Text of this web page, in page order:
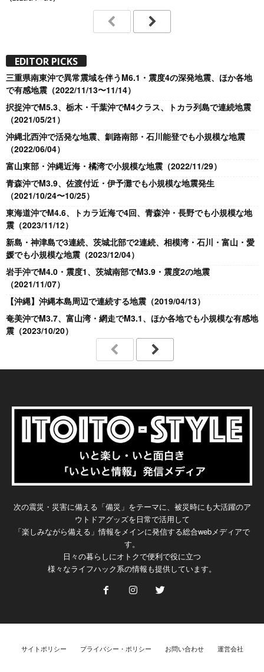
EDITOR PICKS
三重県南東沖で異常震域を伴うM6.1・震度4の深発地震、ほか各地
で有感地震（2022/11/13〜11/14）
択捉沖でM5.3、栃木・千葉沖でM4クラス、トカラ列島で連続地震
（2021/05/21）
沖縄北西沖で活発な地震、釧路南部・石川能登でも小規模な地震
（2022/06/04）
富山東部・沖縄近海・橘湾で小規模な地震（2022/11/29）
青森沖でM3.9、佐渡付近・伊予灘でも小規模な地震発生
（2021/10/24〜10/25）
東海道沖でM4.6、トカラ近海で4回、青森沖・長野でも小規模な地
震（2023/11/12）
新島・神津島で3連続、茨城北部で2連続、相模湾・石川・富山・愛
媛でも小規模な地震（2023/12/04）
岩手沖でM4.0・震度1、茨城南部でM3.9・震度2の地震
（2021/11/07）
【沖縄】沖縄本島周辺で連続する地震（2019/04/13）
奄美沖でM3.7、富山湾・網走でM3.1、ほか各地でも小規模な有感地
震（2023/10/20）
次の震災・災害に備える「備災」をテーマに、被災時にも大活躍のア
ウトドアグッズを日常で活用して
「楽しみながら備える」情報をメインに発信する総合webメディアで
す。
日々の暮らしにオトクで便利で役に立つ
様々なライフハック系の情報も提供しています。
サイトポリシー プライバシー・ポリシー お問い合わせ 運営会社